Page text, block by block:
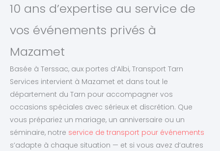
10 ans d’expertise au service de
vos événements privés à
Mazamet
Basée à Terssac, aux portes d’Albi, Transport Tarn
Services intervient à Mazamet et dans tout le
département du Tarn pour accompagner vos
occasions spéciales avec sérieux et discrétion. Que
vous prépariez un mariage, un anniversaire ou un
séminaire, notre service de transport pour événements
s’adapte à chaque situation — et si vous avez d’autres